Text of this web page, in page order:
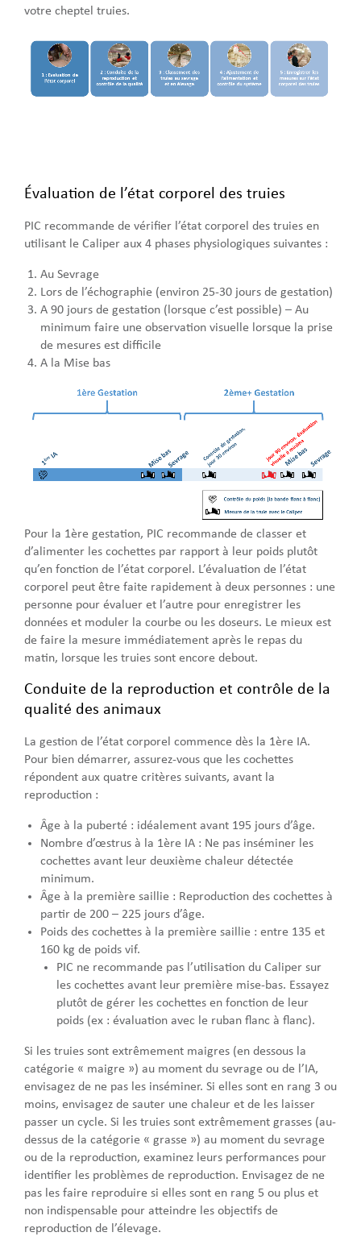
votre cheptel truies.
Évaluation de l’état corporel des truies
PIC recommande de vérifier l’état corporel des truies en
utilisant le Caliper aux 4 phases physiologiques suivantes :
Au Sevrage
Lors de l’échographie (environ 25-30 jours de gestation)
A 90 jours de gestation (lorsque c’est possible) – Au
minimum faire une observation visuelle lorsque la prise
de mesures est difficile
A la Mise bas
Pour la 1ère gestation, PIC recommande de classer et
d’alimenter les cochettes par rapport à leur poids plutôt
qu’en fonction de l’état corporel. L’évaluation de l’état
corporel peut être faite rapidement à deux personnes : une
personne pour évaluer et l’autre pour enregistrer les
données et moduler la courbe ou les doseurs. Le mieux est
de faire la mesure immédiatement après le repas du
matin, lorsque les truies sont encore debout.
Conduite de la reproduction et contrôle de la
qualité des animaux
La gestion de l’état corporel commence dès la 1ère IA.
Pour bien démarrer, assurez-vous que les cochettes
répondent aux quatre critères suivants, avant la
reproduction :
Âge à la puberté : idéalement avant 195 jours d’âge.
Nombre d’œstrus à la 1ère IA : Ne pas inséminer les
cochettes avant leur deuxième chaleur détectée
minimum.
Âge à la première saillie : Reproduction des cochettes à
partir de 200 – 225 jours d’âge.
Poids des cochettes à la première saillie : entre 135 et
160 kg de poids vif.
PIC ne recommande pas l’utilisation du Caliper sur
les cochettes avant leur première mise-bas. Essayez
plutôt de gérer les cochettes en fonction de leur
poids (ex : évaluation avec le ruban flanc à flanc).
Si les truies sont extrêmement maigres (en dessous la
catégorie « maigre ») au moment du sevrage ou de l’IA,
envisagez de ne pas les inséminer. Si elles sont en rang 3 ou
moins, envisagez de sauter une chaleur et de les laisser
passer un cycle. Si les truies sont extrêmement grasses (au-
dessus de la catégorie « grasse ») au moment du sevrage
ou de la reproduction, examinez leurs performances pour
identifier les problèmes de reproduction. Envisagez de ne
pas les faire reproduire si elles sont en rang 5 ou plus et
non indispensable pour atteindre les objectifs de
reproduction de l’élevage.